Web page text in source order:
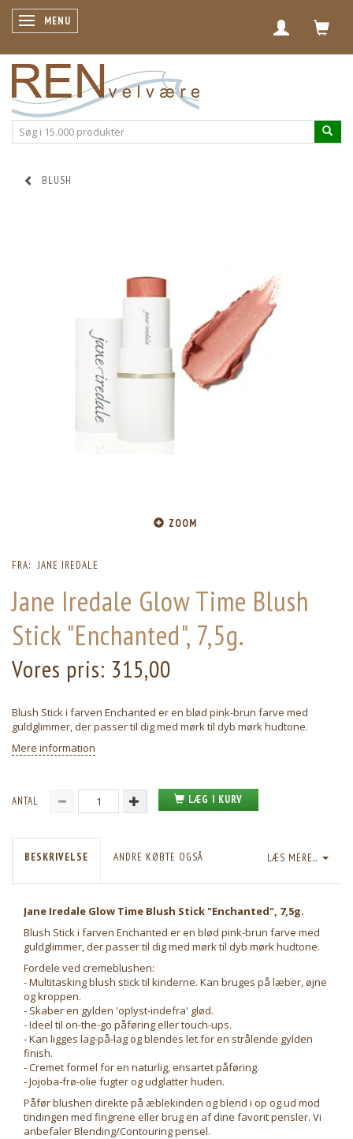
SKIFTE NAVIGATION
MENU
BLUSH
ZOOM
FRA: JANE IREDALE
Jane Iredale Glow Time Blush
Stick "Enchanted", 7,5g.
Vores pris: 315,00
Blush Stick i farven Enchanted er en blød pink-brun farve med
guldglimmer, der passer til dig med mørk til dyb mørk hudtone.
Mere information
ANTAL LÆG I KURV
LÆS MERE...
BESKRIVELSE ANDRE KØBTE OGSÅ
Jane Iredale Glow Time Blush Stick "Enchanted", 7,5g.
Blush Stick i farven Enchanted er en blød pink-brun farve med
guldglimmer, der passer til dig med mørk til dyb mørk hudtone.
Fordele ved cremeblushen:
- Multitasking blush stick til kinderne. Kan bruges på læber, øjne
og kroppen.
- Skaber en gylden 'oplyst-indefra' glød.
- Ideel til on-the-go påføring eller touch-ups.
- Kan ligges lag-på-lag og blendes let for en strålende gylden
finish.
- Cremet formel for en naturlig, ensartet påføring.
- Jojoba-frø-olie fugter og udglatter huden.
Påfør blushen direkte på æblekinden og blend i op og ud mod
tindingen med fingrene eller brug en af dine favorit pensler. Vi
anbefaler Blending/Contouring pensel.